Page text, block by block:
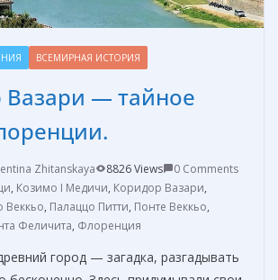
ВСЕМИРНАЯ ИСТОРИЯ
Вазари — тайное
Zhitanskaya 8826 Views
0 Comments
, Козимо I Медичи, Коридор Вазари,
Веккьо, Палаццо Питти, Понте Веккьо,
Феличита, Флоренция
город — загадка, разгадывать